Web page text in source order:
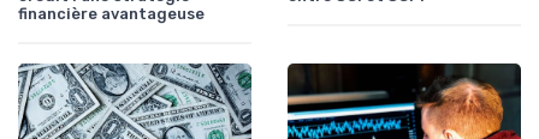
financière avantageuse